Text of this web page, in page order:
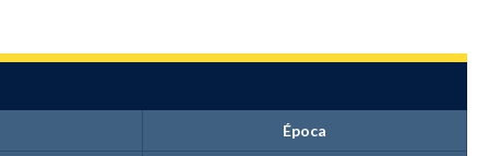
Época